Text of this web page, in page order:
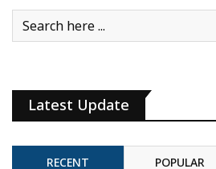
Latest Update
RECENT POPULAR